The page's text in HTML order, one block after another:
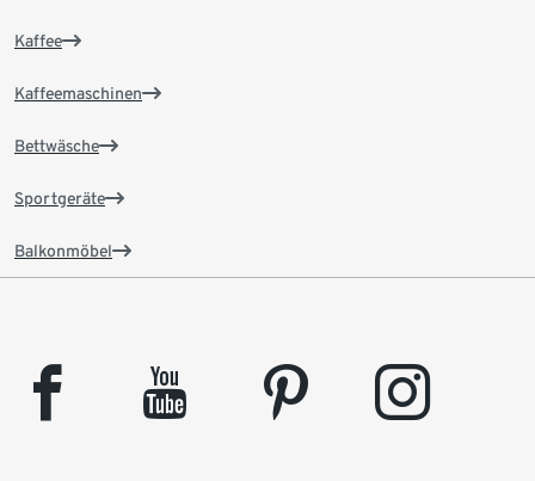
Kaffee
Kaffeemaschinen
Bettwäsche
Sportgeräte
Balkonmöbel
facebook youtube pinterest instagram